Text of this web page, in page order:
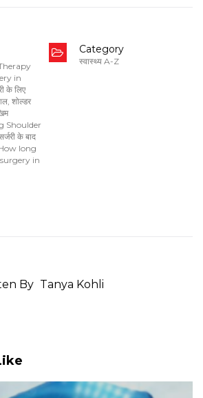
Therapy
in
के लिए
, शोल्डर
Shoulder
के बाद
How long
in
Category
स्वास्थ्य A-Z
By Tanya Kohli